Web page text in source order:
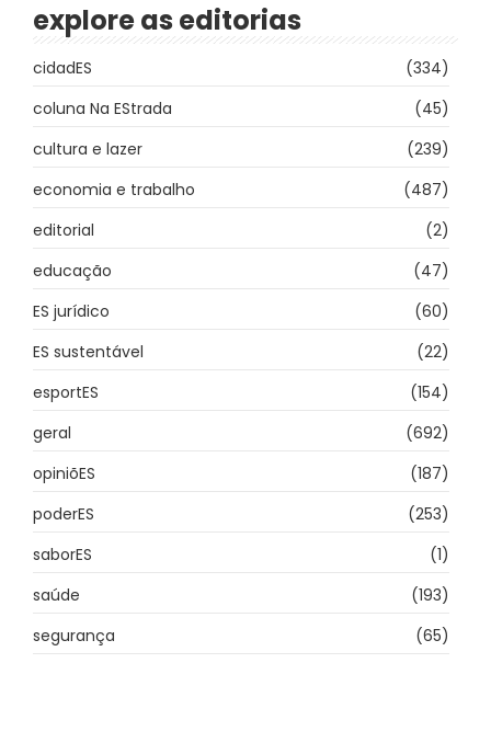
explore as editorias
cidadES
(334)
coluna Na EStrada
(45)
cultura e lazer
(239)
economia e trabalho
(487)
editorial
(2)
educação
(47)
ES jurídico
(60)
ES sustentável
(22)
esportES
(154)
geral
(692)
opiniõES
(187)
poderES
(253)
saborES
(1)
saúde
(193)
segurança
(65)